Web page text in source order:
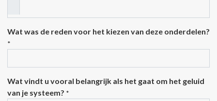
Wat was de reden voor het kiezen van deze onderdelen?
*
Wat vindt u vooral belangrijk als het gaat om het geluid
van je systeem? *